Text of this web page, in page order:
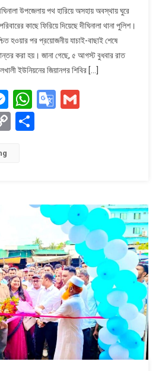
উপজেলায় পথ হারিয়ে অসহায় অবস্থায় ঘুরে
কাছে ফিরিয়ে দিয়েছে দীঘিনালা থানা পুলিশ।
হওয়ার পর প্রয়োজনীয় যাচাই-বাছাই শেষে
করা হয়। জানা গেছে, ৫ আগস্ট বুধবার রাত
ইউনিয়নের জিয়ানগর শিবির […]
Messenger
WhatsApp
Google
Gmail
CopyShare